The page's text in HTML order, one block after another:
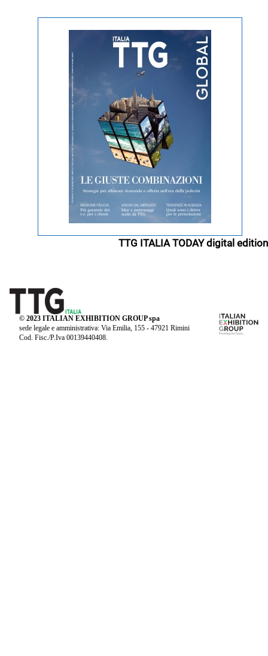
TTG ITALIA TODAY digital edition
© 2023 ITALIAN EXHIBITION GROUP spa
sede legale e amministrativa: Via Emilia, 155 - 47921 Rimini
Cod. Fisc./P.Iva 00139440408.